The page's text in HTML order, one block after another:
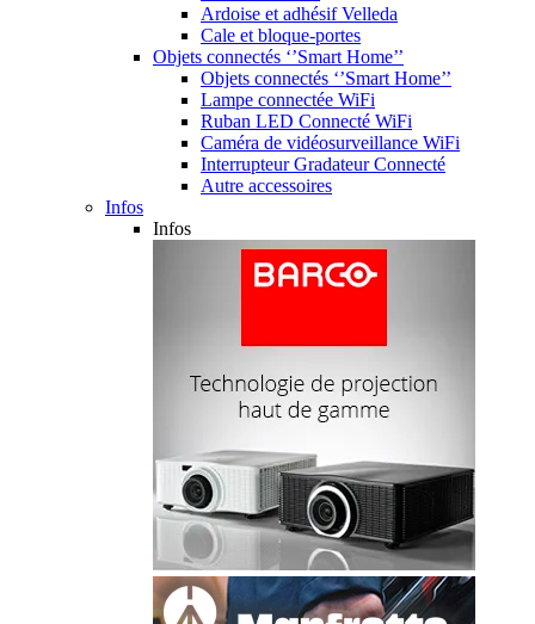
Ardoise et adhésif Velleda
Cale et bloque-portes
Objets connectés ‘’Smart Home’’
Objets connectés ‘’Smart Home’’
Lampe connectée WiFi
Ruban LED Connecté WiFi
Caméra de vidéosurveillance WiFi
Interrupteur Gradateur Connecté
Autre accessoires
Infos
Infos